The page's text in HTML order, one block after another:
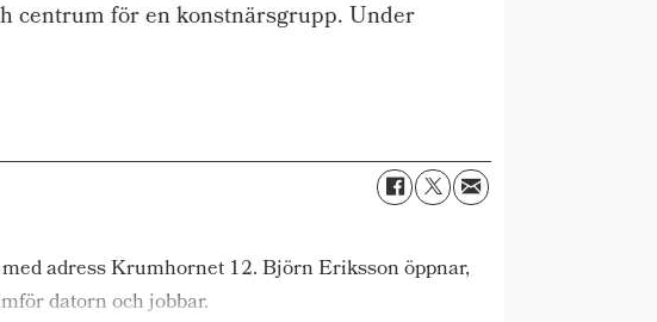
centrum för en konstnärsgrupp. Under
adress Krumhornet 12. Björn Eriksson öppnar,
datorn och jobbar.